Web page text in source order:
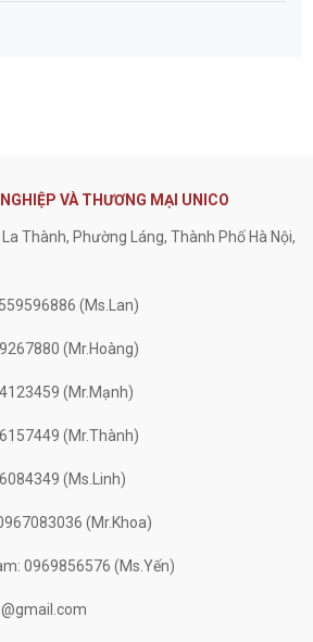
VÀ THƯƠNG MẠI UNICO
Thành, Phường Láng, Thành Phố Hà Nội,
(Ms.Lan)
(Mr.Hoàng)
(Mr.Mạnh)
(Mr.Thành)
(Ms.Linh)
(Mr.Khoa)
0969856576 (Ms.Yến)